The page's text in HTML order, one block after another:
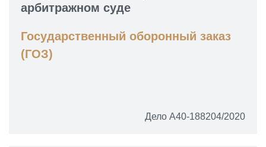
арбитражном суде
Государственный оборонный заказ
(ГОЗ)
Дело А40-188204/2020